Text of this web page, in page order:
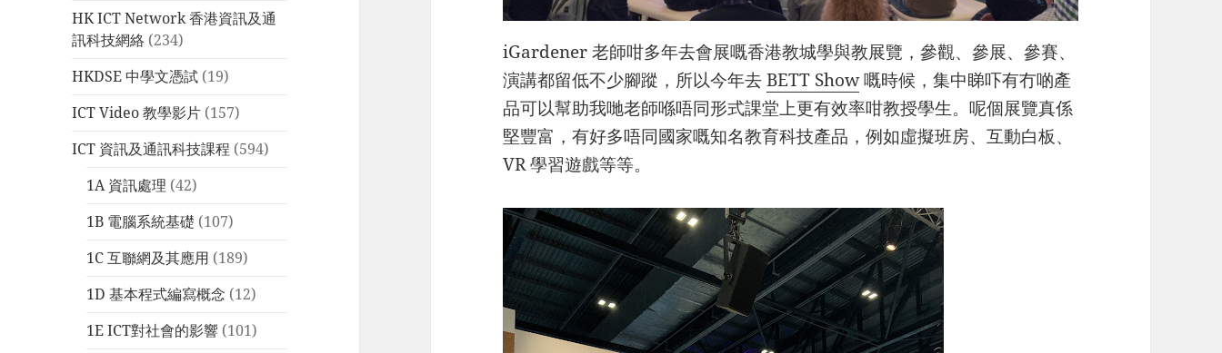
HK ICT Network 香港資訊及通
訊科技網絡 (234)
HKDSE 中學文憑試 (19)
ICT Video 教學影片 (157)
ICT 資訊及通訊科技課程 (594)
1A 資訊處理 (42)
1B 電腦系統基礎 (107)
1C 互聯網及其應用 (189)
1D 基本程式編寫概念 (12)
1E ICT對社會的影響 (101)
iGardener 老師咁多年去會展嘅香港教城學與教展覽，參觀、參展、參賽、
演講都留低不少腳蹤，所以今年去BETT Show嘅時候，集中睇吓有冇啲產
品可以幫助我哋老師喺唔同形式課堂上更有效率咁教授學生。呢個展覽真係
堅豐富，有好多唔同國家嘅知名教育科技產品，例如虛擬班房、互動白板、
VR 學習遊戲等等。